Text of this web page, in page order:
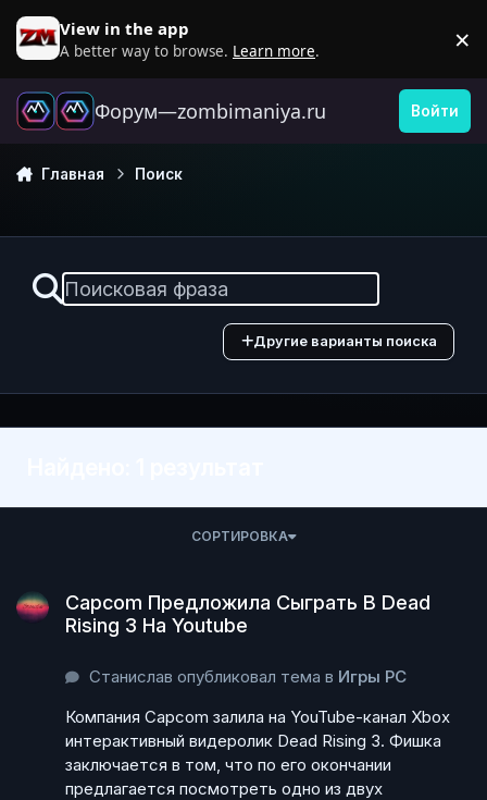
Перейти к содержанию
View in the app
A better way to browse. Learn more. ×
Форум—zombimaniya.ru Войти
Главная Поиск
Другие варианты поиска
СОРТИРОВКА
Capcom Предложила Сыграть В Dead
Rising 3 На Youtube
Станислав опубликовал тема в Игры PC
Компания Capcom залила на YouTube-канал Xbox
интерактивный видеролик Dead Rising 3. Фишка
заключается в том, что по его окончании
предлагается посмотреть одно из двух